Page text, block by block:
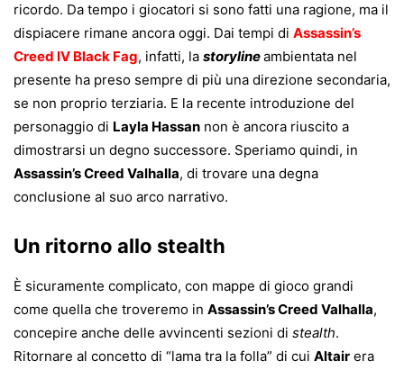
ricordo. Da tempo i giocatori si sono fatti una ragione, ma il
dispiacere rimane ancora oggi. Dai tempi di Assassin’s
Creed IV Black Fag, infatti, la storylineambientata nel
presente ha preso sempre di più una direzione secondaria,
se non proprio terziaria. E la recente introduzione del
personaggio di Layla Hassan non è ancora riuscito a
dimostrarsi un degno successore. Speriamo quindi, in
Assassin’s Creed Valhalla, di trovare una degna
conclusione al suo arco narrativo.
Un ritorno allo stealth
È sicuramente complicato, con mappe di gioco grandi
come quella che troveremo in Assassin’s Creed Valhalla,
concepire anche delle avvincenti sezioni di stealth.
Ritornare al concetto di “lama tra la folla” di cui Altair era